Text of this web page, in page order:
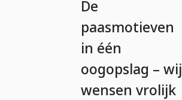
De
paasmotieven
in één
oogopslag – wij
wensen vrolijk